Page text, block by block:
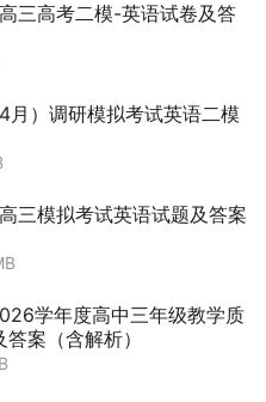
三高考二模-英语试卷及答
）调研模拟考试英语二模
三模拟考试英语试题及答案
学年度高中三年级教学质
案（含解析）